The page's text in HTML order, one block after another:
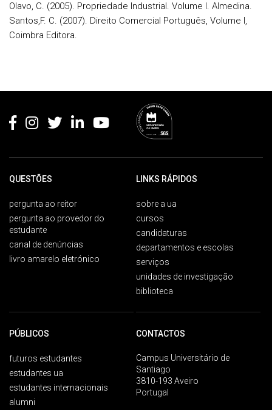
Olavo, C. (2005). Propriedade Industrial. Volume I. Almedina.
Santos,F. C. (2007). Direito Comercial Português, Volume I,
Coimbra Editora.
QUESTÕES
pergunta ao reitor
pergunta ao provedor do
estudante
canal de denúncias
livro amarelo eletrónico
LINKS RÁPIDOS
sobre a ua
cursos
candidaturas
departamentos e escolas
serviços
unidades de investigação
biblioteca
PÚBLICOS
futuros estudantes
estudantes ua
estudantes internacionais
alumni
CONTACTOS
Campus Universitário de
Santiago
3810-193 Aveiro
Portugal